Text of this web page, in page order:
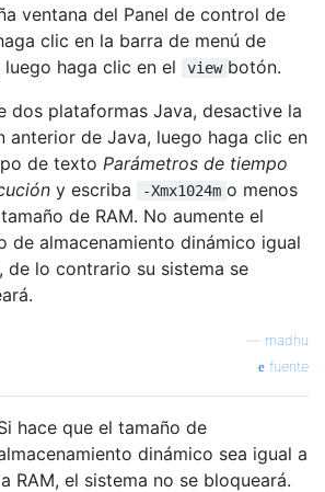
ventana del Panel de control de
clic en la barra de menú de
haga clic en el
view botón.
dos plataformas Java, desactive la
anterior de Java, luego haga clic en
de texto Parámetros de tiempo
y escriba -Xmx1024m o menos
de RAM. No aumente el
de almacenamiento dinámico igual
de lo contrario su sistema se
madhu
fuente
hace que el tamaño de
dinámico sea igual a
RAM, el sistema no se bloqueará.